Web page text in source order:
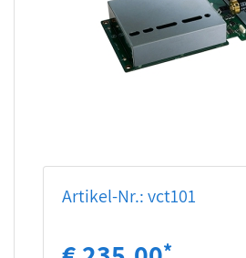
Artikel-Nr.: vct101
*